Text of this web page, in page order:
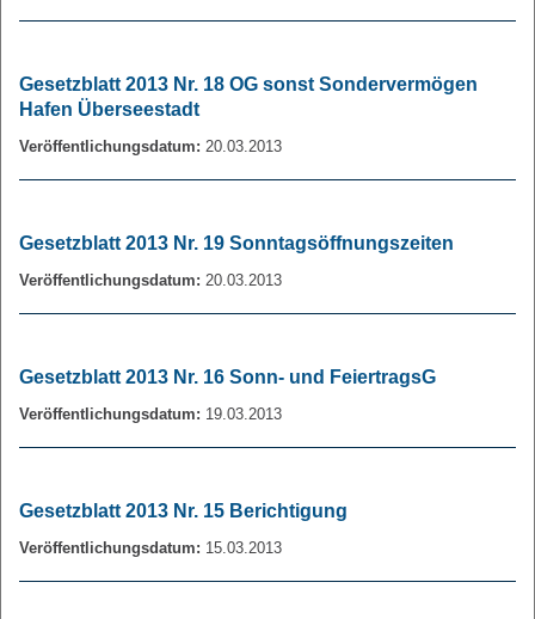
Gesetzblatt 2013 Nr. 18 OG sonst Sondervermögen
Hafen Überseestadt
Veröffentlichungsdatum: 20.03.2013
Gesetzblatt 2013 Nr. 19 Sonntagsöffnungszeiten
Veröffentlichungsdatum: 20.03.2013
Gesetzblatt 2013 Nr. 16 Sonn- und FeiertragsG
Veröffentlichungsdatum: 19.03.2013
Gesetzblatt 2013 Nr. 15 Berichtigung
Veröffentlichungsdatum: 15.03.2013